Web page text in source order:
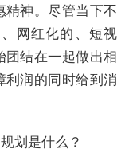
精神。尽管当下不
网红化的、短视
团结在一起做出相
利润的同时给到消
划是什么？